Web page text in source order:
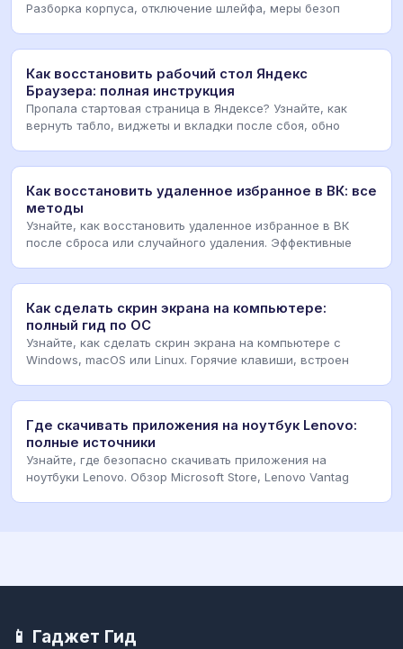
Разборка корпуса, отключение шлейфа, меры безоп
Как восстановить рабочий стол Яндекс
Браузера: полная инструкция
Пропала стартовая страница в Яндексе? Узнайте, как
вернуть табло, виджеты и вкладки после сбоя, обно
Как восстановить удаленное избранное в ВК: все
методы
Узнайте, как восстановить удаленное избранное в ВК
после сброса или случайного удаления. Эффективные
Как сделать скрин экрана на компьютере:
полный гид по ОС
Узнайте, как сделать скрин экрана на компьютере с
Windows, macOS или Linux. Горячие клавиши, встроен
Где скачивать приложения на ноутбук Lenovo:
полные источники
Узнайте, где безопасно скачивать приложения на
ноутбуки Lenovo. Обзор Microsoft Store, Lenovo Vantag
📱 Гаджет Гид